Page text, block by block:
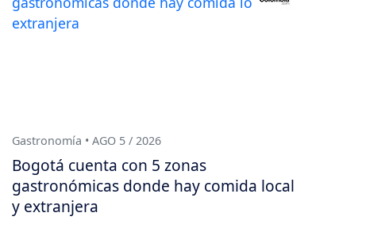
Gastronomía • AGO 5 / 2026
Bogotá cuenta con 5 zonas
gastronómicas donde hay comida local
y extranjera